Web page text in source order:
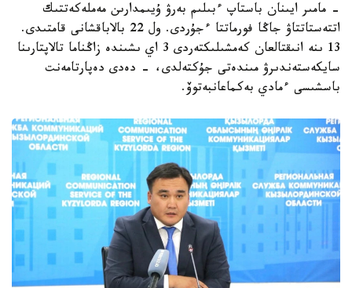
- مامىر ايىنان باستاپ ءبىلىم بەرۋ ۇيىمدارىن مەملەكەتتىك
اتتەستاتتاۋ جاڭا فورماتتا ءجۇردى. ول 22 بالاباقشانى قامتىدى.
13 ىنە انىقتالعان كەمشىلىكتەردى 3 اي ىشىندە زاڭناما تالاپتارىنا
سايكەستەندىرۋ مىندەتى جۇكتەلدى، - دەدى دەپارتامەنت
باسشىسى ءمادي بەكماعانبەتوۆ.